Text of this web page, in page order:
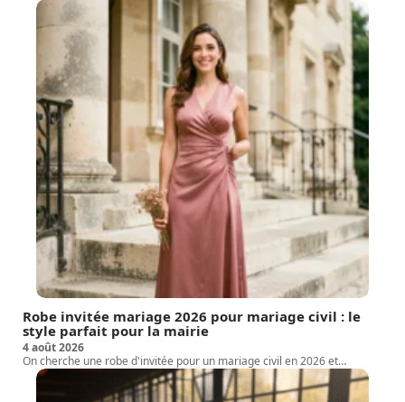
Robe invitée mariage 2026 pour mariage civil : le
style parfait pour la mairie
4 août 2026
On cherche une robe d'invitée pour un mariage civil en 2026 et…